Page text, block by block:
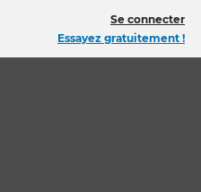
Se connecter
Essayez gratuitement !